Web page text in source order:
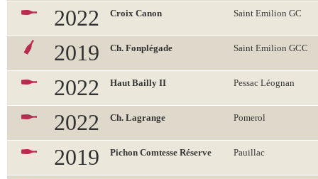
2022 Croix Canon Saint Emilion GC
2019 Ch. Fonplégade Saint Emilion GCC
2022 Haut Bailly II Pessac Léognan
2022 Ch. Lagrange Pomerol
2019 Pichon Comtesse Réserve Pauillac